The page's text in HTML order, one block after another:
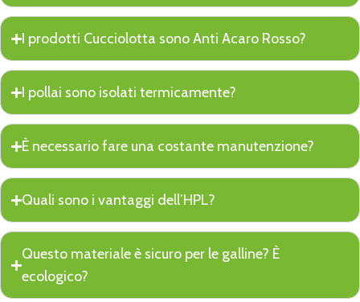
I prodotti Cucciolotta sono Anti Acaro Rosso?
I pollai sono isolati termicamente?
È necessario fare una costante manutenzione?
Quali sono i vantaggi dell’HPL?
Questo materiale è sicuro per le galline? È
ecologico?